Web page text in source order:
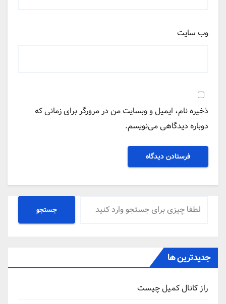
وب‌ سایت
ذخیره نام، ایمیل و وبسایت من در مرورگر برای زمانی که
دوباره دیدگاهی می‌نویسم.
جستجو جستجو
جدیدترین ها
راز کانال کمیل چیست